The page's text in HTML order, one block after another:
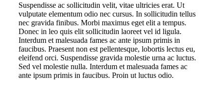
Suspendisse ac sollicitudin velit, vitae ultricies erat. Ut
vulputate elementum odio nec cursus. In sollicitudin tellus
nec gravida finibus. Morbi maximus eget elit a tempus.
Donec in leo quis elit sollicitudin laoreet vel id ligula.
Interdum et malesuada fames ac ante ipsum primis in
faucibus. Praesent non est pellentesque, lobortis lectus eu,
eleifend orci. Suspendisse gravida molestie urna ac luctus.
Sed vel molestie nulla. Interdum et malesuada fames ac
ante ipsum primis in faucibus. Proin ut luctus odio.